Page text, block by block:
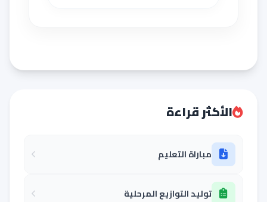
الأكثر قراءة
مباراة التعليم
توليد التوازيع المرحلية